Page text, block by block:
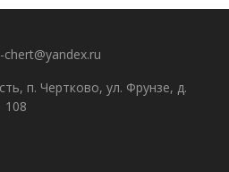
chert@yandex.ru
п. Чертково, ул. Фрунзе, д.
108